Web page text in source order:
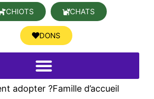
CHIOTS CHATS
DONS
adopter ?Famille d’accueil